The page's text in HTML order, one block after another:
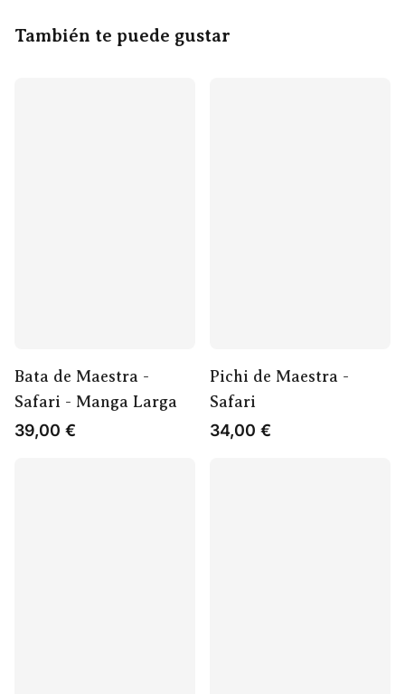
También te puede gustar
Bata de Maestra -
Safari - Manga Larga
39,00 €
Pichi de Maestra -
Safari
34,00 €